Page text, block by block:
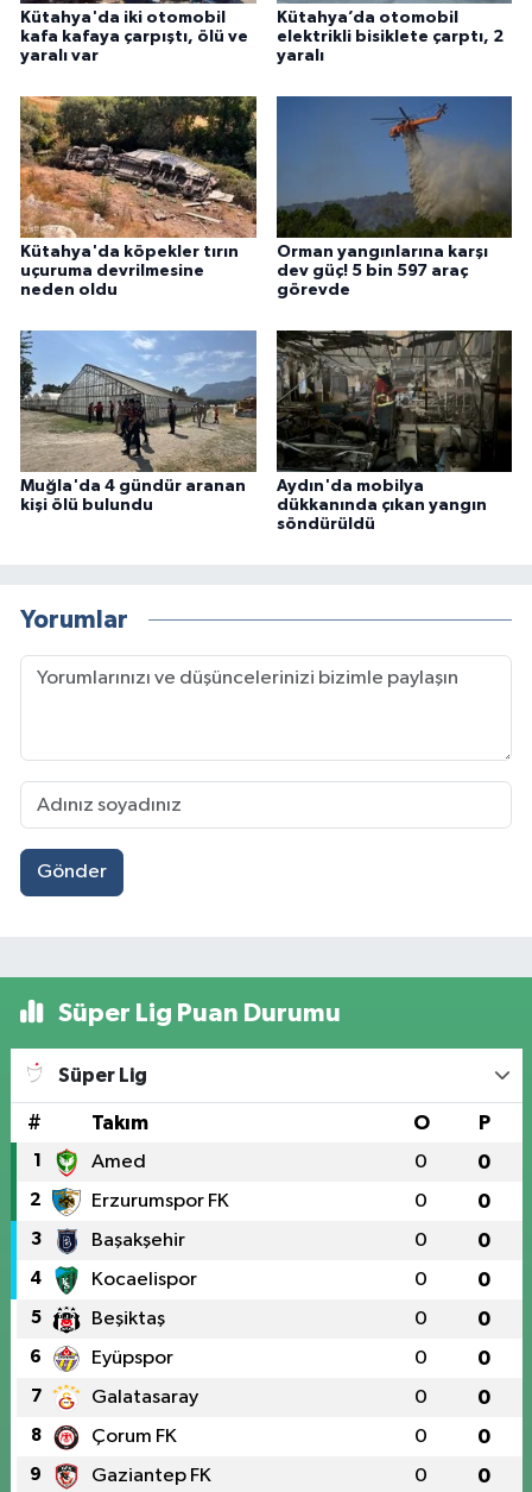
Kütahya'da iki otomobil
kafa kafaya çarpıştı, ölü ve
yaralı var
Kütahya’da otomobil
elektrikli bisiklete çarptı, 2
yaralı
Kütahya'da köpekler tırın
uçuruma devrilmesine
neden oldu
Orman yangınlarına karşı
dev güç! 5 bin 597 araç
görevde
Muğla'da 4 gündür aranan
kişi ölü bulundu
Aydın'da mobilya
dükkanında çıkan yangın
söndürüldü
Yorumlar
Gönder
Süper Lig Puan Durumu
Süper Lig
# Takım O P
1 Amed 0 0
2 Erzurumspor FK 0 0
3 Başakşehir 0 0
4 Kocaelispor 0 0
5 Beşiktaş 0 0
6 Eyüpspor 0 0
7 Galatasaray 0 0
8 Çorum FK 0 0
9 Gaziantep FK 0 0